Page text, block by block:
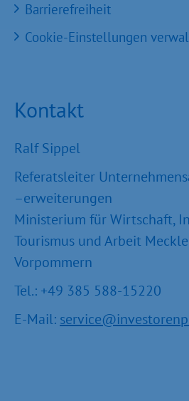
Barrierefreiheit
Cookie-Einstellungen
Kontakt
Ralf Sippel
Referatsleiter
–erweiterungen
Ministerium für Wirtschaft,
Tourismus und Arbeit
Vorpommern
Tel.: +49 385 588-15220
E-Mail: